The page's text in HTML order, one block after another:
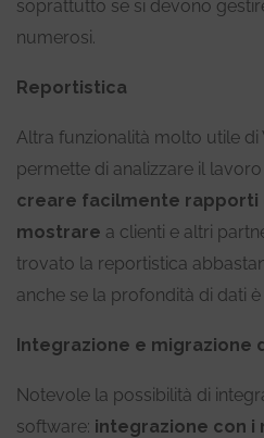
soprattutto se si devono
numerosi.
Reportistica
Altra funzionalità molto utile di
permette di analizzare il
creare facilmente rapporti
mostrare a clienti e altri
trovato la reportistica
anche se la profondità di dati
Integrazione e migrazione
Notevole la possibilità di
software: integrazione con i